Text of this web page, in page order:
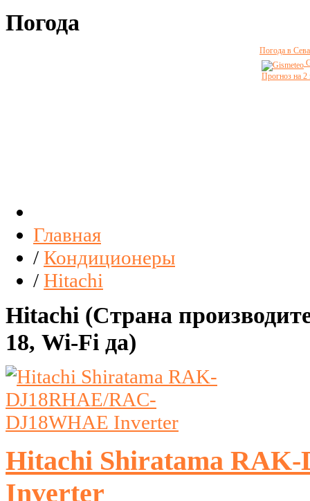
Погода
Погода в
Прогноз на 2
Главная
/ Кондиционеры
/ Hitachi
Hitachi (Страна
18, Wi-Fi да)
Hitachi Shiratama
Inverter